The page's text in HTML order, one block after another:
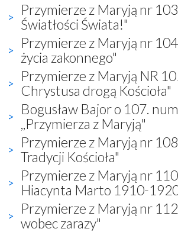
Przymierze z Maryją nr
Światłości Świata!"
Przymierze z Maryją nr
życia zakonnego"
Przymierze z Maryją NR
Chrystusa drogą Kościoła"
Bogusław Bajor o 107.
,,Przymierza z Maryją"
Przymierze z Maryją nr
Tradycji Kościoła"
Przymierze z Maryją nr
Hiacynta Marto 1910-
Przymierze z Maryją nr
wobec zarazy"